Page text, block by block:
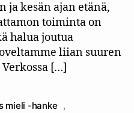
ja kesän ajan etänä,
toiminta on
halua joutua
liian suuren
[…]
mieli -hanke ,